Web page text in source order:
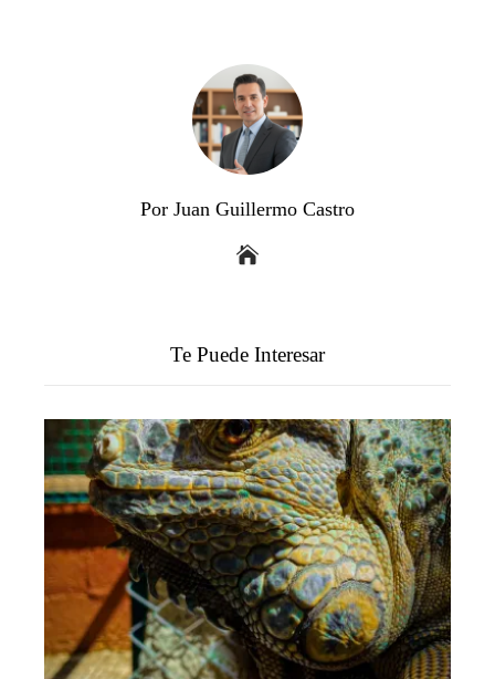
Por Juan Guillermo Castro
Te Puede Interesar